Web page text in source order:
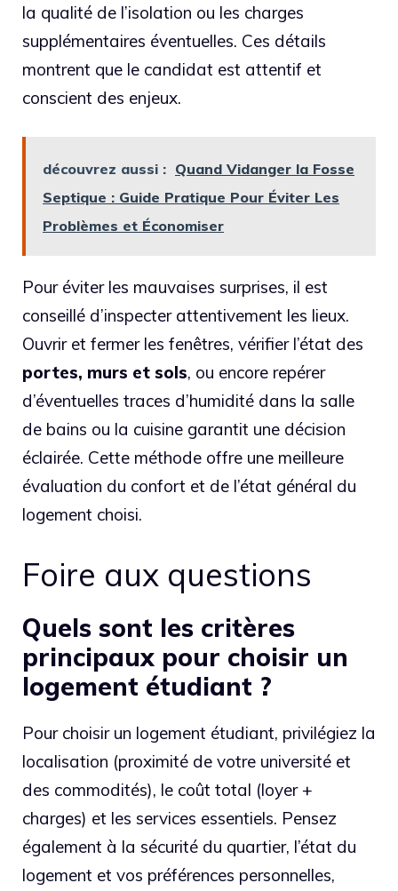
la qualité de l’isolation ou les charges
supplémentaires éventuelles. Ces détails
montrent que le candidat est attentif et
conscient des enjeux.
découvrez aussi : Quand Vidanger la Fosse
Septique : Guide Pratique Pour Éviter Les
Problèmes et Économiser
Pour éviter les mauvaises surprises, il est
conseillé d’inspecter attentivement les lieux.
Ouvrir et fermer les fenêtres, vérifier l’état des
portes, murs et sols, ou encore repérer
d’éventuelles traces d’humidité dans la salle
de bains ou la cuisine garantit une décision
éclairée. Cette méthode offre une meilleure
évaluation du confort et de l’état général du
logement choisi.
Foire aux questions
Quels sont les critères
principaux pour choisir un
logement étudiant ?
Pour choisir un logement étudiant, privilégiez la
localisation (proximité de votre université et
des commodités), le coût total (loyer +
charges) et les services essentiels. Pensez
également à la sécurité du quartier, l’état du
logement et vos préférences personnelles,